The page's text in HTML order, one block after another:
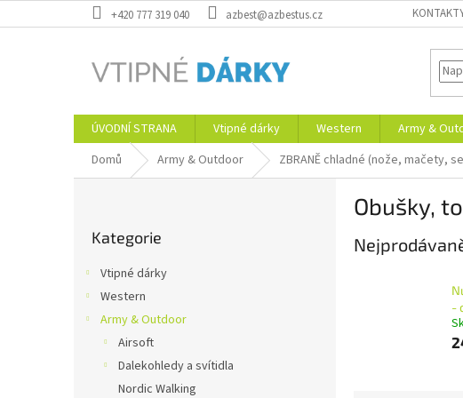
na
+420 777 319 040 azbest@azbestus.cz
ÚVODNÍ STRANA Vtipné dárky Western Army &
Domů
Army & Outdoor ZBRANĚ chladné (nože, mačety,
kategorie
Kategorie
Vtipné dárky
Western
Army & Outdoor
Airsoft
Dalekohledy a svítidla
Nordic Walking
Obušky,
-